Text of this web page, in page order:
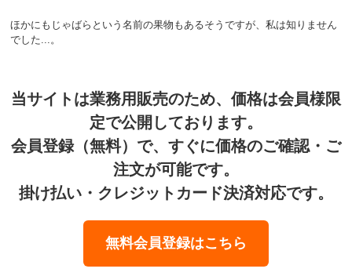
ほかにもじゃばらという名前の果物もあるそうですが、私は知りません
でした...。
当サイトは業務用販売のため、価格は会員様限
定で公開しております。
会員登録（無料）で、すぐに価格のご確認・ご
注文が可能です。
掛け払い・クレジットカード決済対応です。
無料会員登録はこちら